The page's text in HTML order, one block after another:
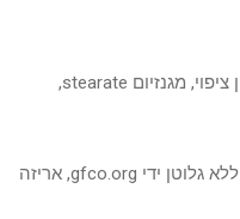
תאית, חומצה סטארית, תאית & גליצרין ציפוי, מגנזיום stearate,
כן: טבעוני מוסמך על ידי AVA, מוסמך ללא גלוטן ידי gfco.org, אריזה